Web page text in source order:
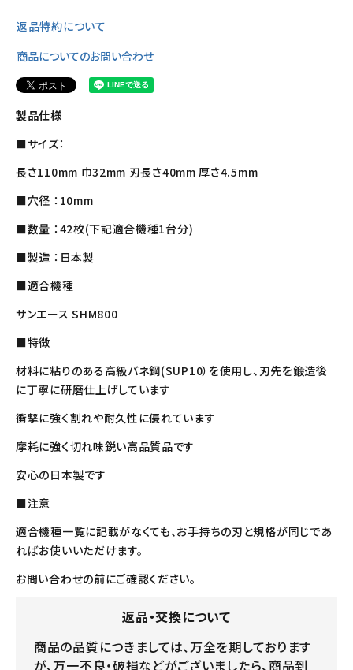
返品特約について
商品についてのお問い合わせ
製品仕様
■サイズ：
長さ110mm 巾32mm 刃長さ40mm 厚さ4.5mm
■穴径 ：10mm
■数量 ：42枚(下記適合機種1台分)
■製造 ：日本製
■適合機種
サンエース SHM800
■特徴
材料に粘りのある高級バネ鋼(SUP10）を使用し、刃先を鍛造後
に丁寧に研磨仕上げしています
衝撃に強く割れや耐久性に優れています
摩耗に強く切れ味鋭い高品質品です
安心の日本製です
■注意
適合機種一覧に記載がなくても、お手持ちの刃と規格が同じであ
ればお使いいただけます。
お問い合わせの前にご確認ください。
返品・交換について
商品の品質につきましては、万全を期しております
が、万一不良・破損などがございましたら、商品到